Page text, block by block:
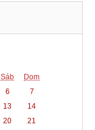
Sáb
Dom
6
7
13
14
20
21